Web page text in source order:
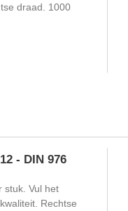
draad. 1000
- DIN 976
stuk. Vul het
Rechtse